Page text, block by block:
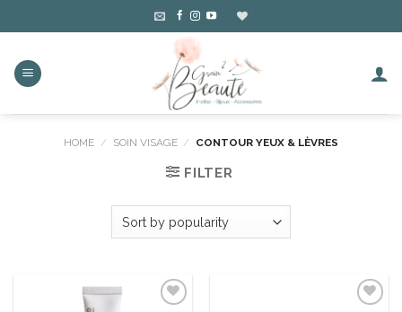
to
HOME / SOIN VISAGE / CONTOUR YEUX & LÈVRES
FILTER